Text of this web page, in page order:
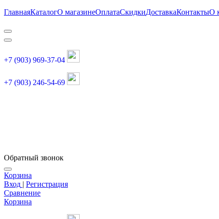
ГлавнаяКаталогО магазинеОплатаСкидкиДоставкаКонтактыО
+7 (903) 969-37-04
+7 (903) 246-54-69
Обратный звонок
Корзина
Вход | Регистрация
Сравнение
Корзина